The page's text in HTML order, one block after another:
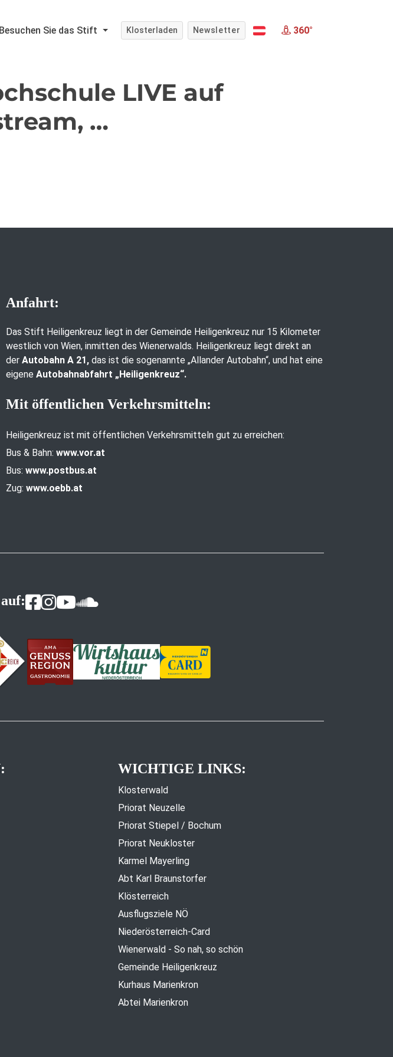
Besuchen Sie das Stift Klosterladen Newsletter 360°
LIVE auf
…
Anfahrt:
Das Stift Heiligenkreuz liegt in der Gemeinde Heiligenkreuz nur 15 Kilometer
westlich von Wien, inmitten des Wienerwalds. Heiligenkreuz liegt direkt an
der Autobahn A 21, das ist die sogenannte „Allander Autobahn“, und hat eine
eigene Autobahnabfahrt „Heiligenkreuz“.
Mit öffentlichen Verkehrsmitteln:
Heiligenkreuz ist mit öffentlichen Verkehrsmitteln gut zu erreichen:
Bus & Bahn: www.vor.at
Bus: www.postbus.at
Zug: www.oebb.at
WICHTIGE LINKS:
Klosterwald
Priorat Neuzelle
Priorat Stiepel / Bochum
Priorat Neukloster
Karmel Mayerling
Abt Karl Braunstorfer
Klösterreich
Ausflugsziele NÖ
Niederösterreich-Card
Wienerwald - So nah, so schön
Gemeinde Heiligenkreuz
Kurhaus Marienkron
Abtei Marienkron